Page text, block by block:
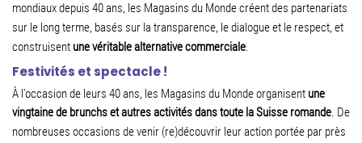
mondiaux depuis 40 ans, les Magasins du Monde créent des partenariats
sur le long terme, basés sur la transparence, le dialogue et le respect, et
construisent une véritablealternative commerciale.
Festivités et spectacle !
À l’occasion de leurs 40 ans, les Magasins du Monde organisent une
vingtaine de brunchs etautres activités dans toute la Suisse romande. De
nombreuses occasions de venir (re)découvrir leur action portée par près